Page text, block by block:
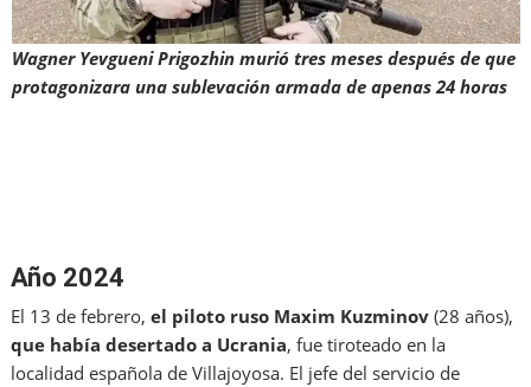
Wagner Yevgueni Prigozhin murió tres meses después de que
protagonizara una sublevación armada de apenas 24 horas
Año 2024
El 13 de febrero,el piloto ruso Maxim Kuzminov(28 años),
que había desertado a Ucrania, fue tiroteado en la
localidad española de Villajoyosa. El jefe del servicio de